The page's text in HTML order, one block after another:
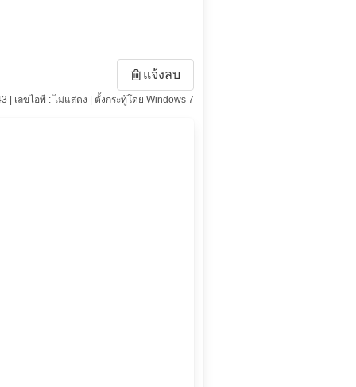
แจ้งลบ
| เลขไอพี : ไม่แสดง | ตั้งกระทู้โดย Windows 7